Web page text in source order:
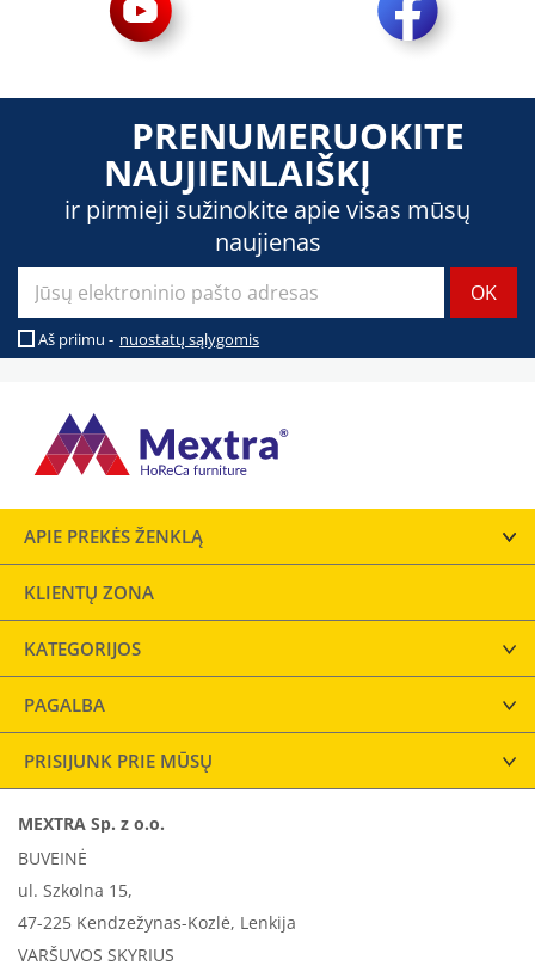
PRENUMERUOKITE
NAUJIENLAIŠKĮ
ir pirmieji sužinokite apie visas mūsų
naujienas
Aš priimu - nuostatų sąlygomis
APIE PREKĖS ŽENKLĄ
KLIENTŲ ZONA
KATEGORIJOS
PAGALBA
PRISIJUNK PRIE MŪSŲ
MEXTRA Sp. z o.o.
BUVEINĖ
ul. Szkolna 15,
47-225 Kendzežynas-Kozlė, Lenkija
VARŠUVOS SKYRIUS